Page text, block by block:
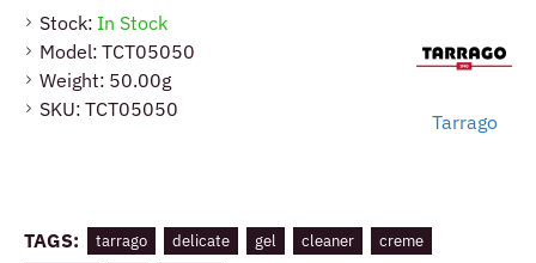
Stock: In Stock
Model: TCT05050
Weight: 50.00g
SKU: TCT05050
Tarrago
seggiolini auto e tutte le pelli lisce.
TAGS: tarrago delicate gel cleaner
creme